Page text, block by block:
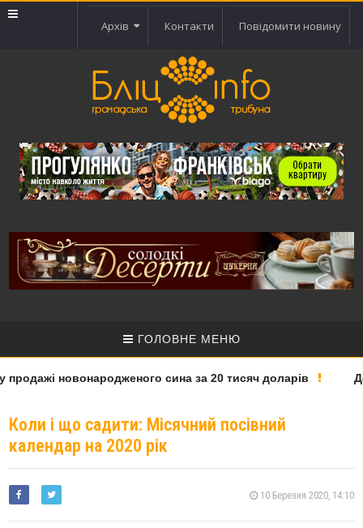
Архів Контакти Повідомити новину
ГОЛОВНЕ МЕНЮ
новонародженого сина за 20 тисяч доларів
Коли і що садити: Місячний посівний
календар на 2020 рік
10 Березня 2020, 14:10